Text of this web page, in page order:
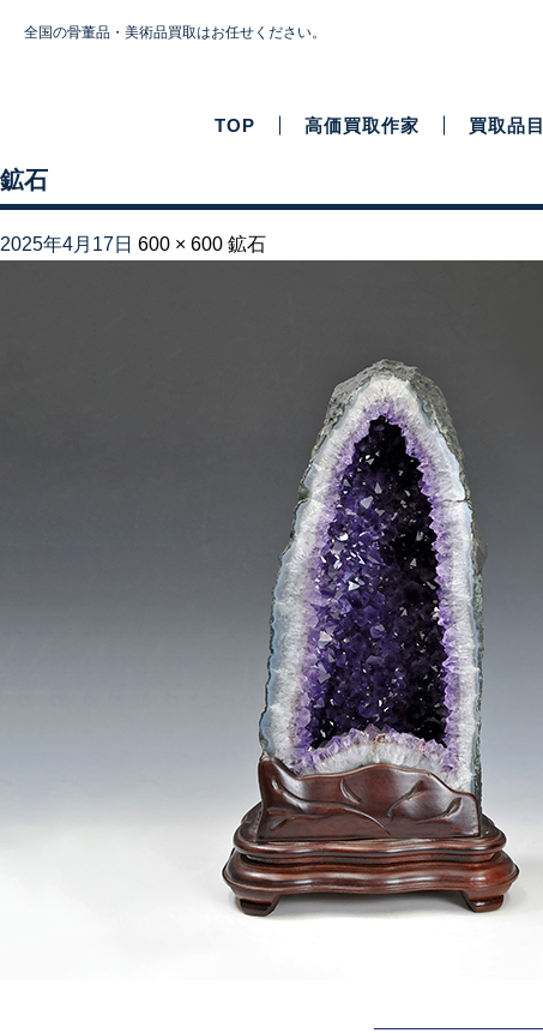
全国の骨董品・美術品買取はお任せください。
TOP 高価買取作家 買取品目
鉱石
2025年4月17日 600 × 600 鉱石